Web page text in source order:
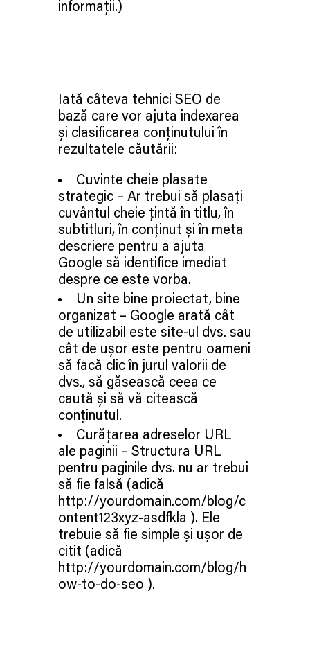
informații.)
Iată câteva tehnici SEO de
bază care vor ajuta indexarea
și clasificarea conținutului în
rezultatele căutării:
Cuvinte cheie plasate
strategic – Ar trebui să plasați
cuvântul cheie țintă în titlu, în
subtitluri, în conținut și în meta
descriere pentru a ajuta
Google să identifice imediat
despre ce este vorba.
Un site bine proiectat, bine
organizat – Google arată cât
de utilizabil este site-ul dvs. sau
cât de ușor este pentru oameni
să facă clic în jurul valorii de
dvs., să găsească ceea ce
caută și să vă citească
conținutul.
Curățarea adreselor URL
ale paginii – Structura URL
pentru paginile dvs. nu ar trebui
să fie falsă (adică
http://yourdomain.com/blog/c
ontent123xyz-asdfkla ). Ele
trebuie să fie simple și ușor de
citit (adică
http://yourdomain.com/blog/h
ow-to-do-seo ).